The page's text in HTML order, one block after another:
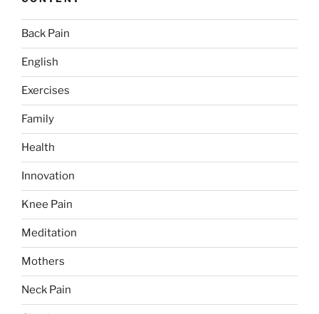
Back Pain
English
Exercises
Family
Health
Innovation
Knee Pain
Meditation
Mothers
Neck Pain